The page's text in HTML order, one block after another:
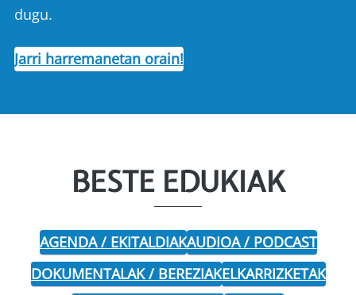
dugu.
Jarri harremanetan orain!
BESTE EDUKIAK
AGENDA / EKITALDIAKAUDIOA / PODCAST
DOKUMENTALAK / BEREZIAKELKARRIZKETAK